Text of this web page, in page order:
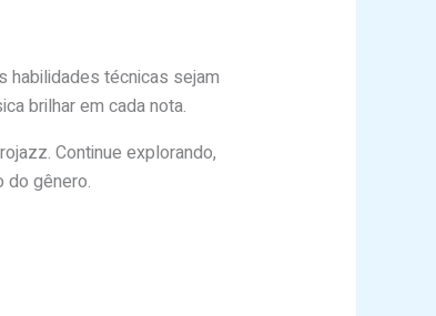
habilidades técnicas sejam
brilhar em cada nota.
Continue explorando,
do gênero.